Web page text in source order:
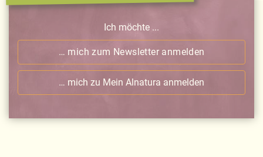
Ich möchte ...
… mich zum Newsletter anmelden
… mich zu Mein Alnatura anmelden